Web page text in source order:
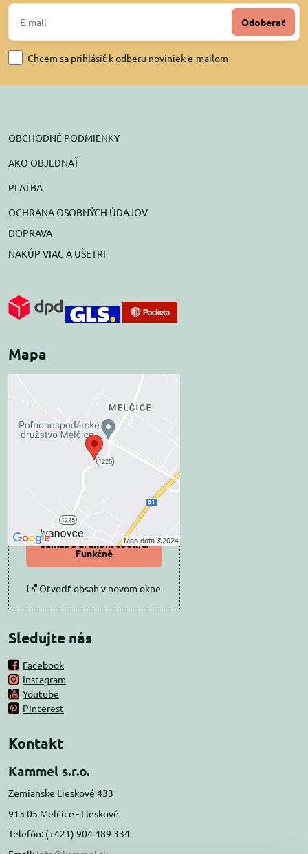
Odoberať
Chcem sa prihlásiť k odberu noviniek e-mailom
OBCHODNÉ PODMIENKY
AKO OBJEDNAŤ
PLATBA
OCHRANA OSOBNÝCH ÚDAJOV
DOPRAVA
NAKÚP VIAC A UŠETRI
Mapa
Externý obsah je
blokovaný Voľbami
súkromia
Prajete si načítať externý obsah?
Povoliť tentokrát
Povoliť a zapamätať -
súhlas s druhom cookie:
Funkčné
Otvoriť obsah v novom okne
Sledujte nás
Facebook
Instagram
Youtube
Pinterest
Kontakt
Kammel s.r.o.
Zemianske Lieskové 433
913 05 Melčice - Lieskové
Telefón: (+421) 904 489 334